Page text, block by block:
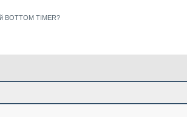
BOTTOM TIMER?